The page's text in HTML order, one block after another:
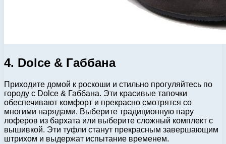
4. Dolce & Габбана
Приходите домой к роскоши и стильно прогуляйтесь по
городу с Dolce & Габбана. Эти красивые тапочки
обеспечивают комфорт и прекрасно смотрятся со
многими нарядами. Выберите традиционную пару
лоферов из бархата или выберите сложный комплект с
вышивкой. Эти туфли станут прекрасным завершающим
штрихом и выдержат испытание временем.